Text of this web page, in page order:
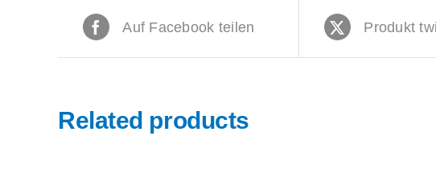
Auf Facebook teilen Produkt
Related products